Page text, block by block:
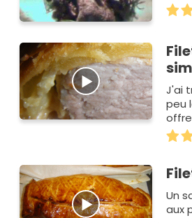
J'ai
peu
Un
aux